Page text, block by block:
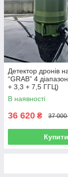
Детектор дронів
“GRAB” 4
+ 3,3 + 7,5 ГГЦ)
В наявності
36 620 ₴ 37 000
Купити